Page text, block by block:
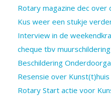
Rotary magazine dec over
Kus weer een stukje
Interview in de
cheque tbv
Beschildering
Resensie over
Rotary Start actie voor